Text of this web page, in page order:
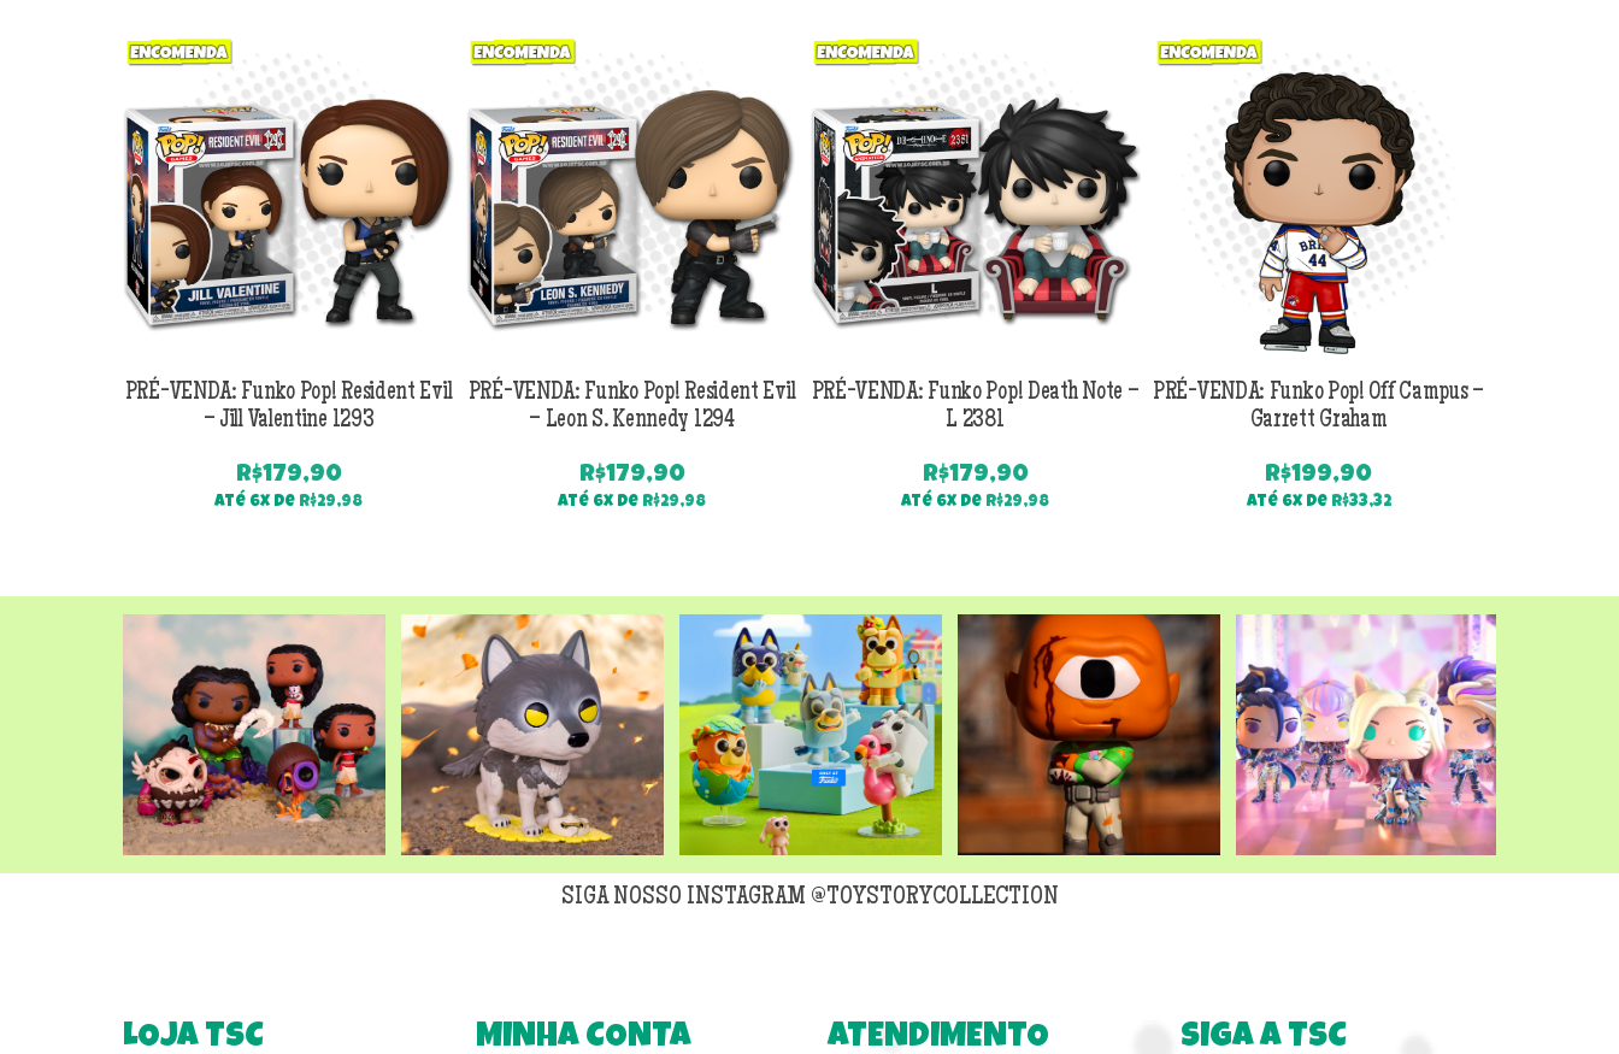
PRÉ-VENDA: Funko Pop! Resident Evil
– Jill Valentine 1293
R$179,90
Até 6x de R$29,98
PRÉ-VENDA: Funko Pop! Resident Evil
– Leon S. Kennedy 1294
R$179,90
Até 6x de R$29,98
PRÉ-VENDA: Funko Pop! Death Note –
L 2381
R$179,90
Até 6x de R$29,98
PRÉ-VENDA: Funko Pop! Off Campus –
Garrett Graham
R$199,90
Até 6x de R$33,32
SIGA NOSSO INSTAGRAM @TOYSTORYCOLLECTION
LOJA TSC MINHA CONTA ATENDIMENTO SIGA A TSC